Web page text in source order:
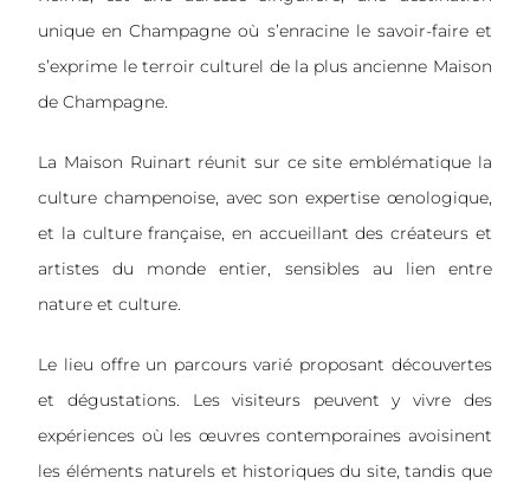
unique en Champagne où s’enracine le savoir-faire et
s’exprime le terroir culturel de la plus ancienne Maison
de Champagne.
La Maison Ruinart réunit sur ce site emblématique la
culture champenoise, avec son expertise œnologique,
et la culture française, en accueillant des créateurs et
artistes du monde entier, sensibles au lien entre
nature et culture.
Le lieu offre un parcours varié proposant découvertes
et dégustations. Les visiteurs peuvent y vivre des
expériences où les œuvres contemporaines avoisinent
les éléments naturels et historiques du site, tandis que